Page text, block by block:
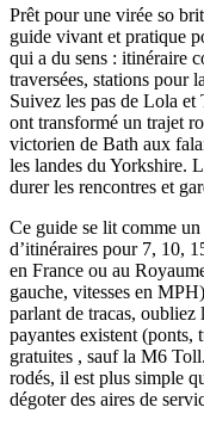
Prêt pour une virée so
guide vivant et pratique
qui a du sens : itinéraire
traversées, stations pour
Suivez les pas de Lola
ont transformé un trajet
victorien de Bath aux
les landes du Yorkshire.
durer les rencontres et
Ce guide se lit comme
d’itinéraires pour 7, 10,
en France ou au
gauche, vitesses en
parlant de tracas, oubliez
payantes existent (ponts,
gratuites , sauf la M6
rodés, il est plus simple
dégoter des aires de